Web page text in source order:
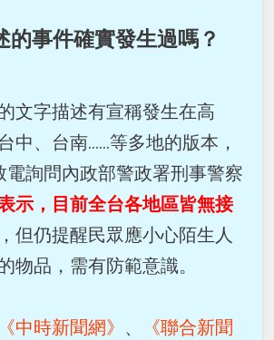
的事件確實發生過嗎？
文字描述有宣稱發生在高
中、台南......等多地的版本，
電詢問內政部警政署刑事警察
示，目前全台各地區皆無接
但仍提醒民眾應小心陌生人
物品，需有防範意識。
《中時新聞網》 、
《聯合新聞